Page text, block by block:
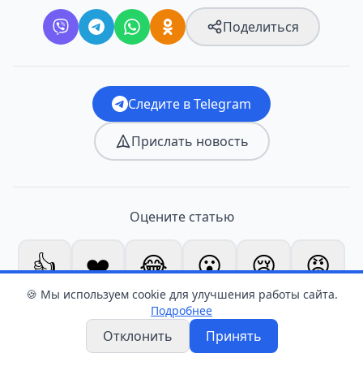
Поделиться
Следите в Telegram
Прислать новость
Оцените статью
👍
0
❤️
0
😂
0
😮
0
😢
0
😡
0
🍪 Мы используем cookie для улучшения работы сайта.
Подробнее
Отклонить Принять